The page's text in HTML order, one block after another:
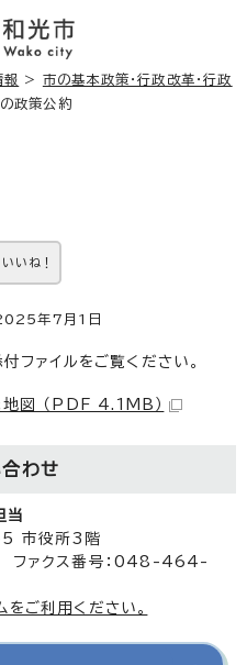
報 > 市の基本政策・行政改革・行政
政策公約
いいね！
年7月1日
ファイルをご覧ください。
地図 （PDF 4.1MB）
わせ
当
市役所3階
ァクス番号：048-464-
ご利用ください。